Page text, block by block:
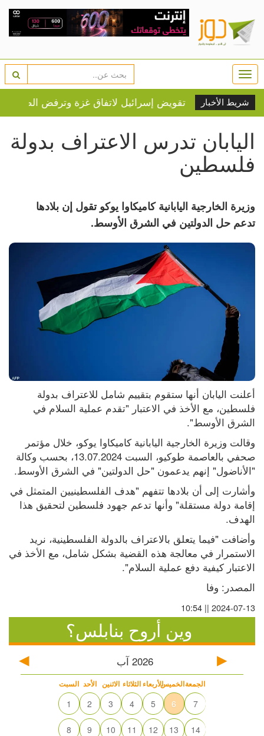
شريط الأخبار
اليابان تدرس الاعتراف بدولة
فلسطين
وزيرة الخارجية اليابانية كاميكاوا يوكو تقول إن بلادها
تدعم حل الدولتين في الشرق الأوسط.
الشرق الأوسط".
"الأناضول" إنهم يدعمون "حل الدولتين" في الشرق الأوسط.
الهدف.
الاعتبار كيفية دفع عملية السلام".
المصدر: وفا
2024-07-13 || 10:54
وين أروح بنابلس؟
2026 آب
السبت الأحد الاثنين الثلاثاء الأربعاءالخميسالجمعة
1 2 3 4 5 6 7
8 9 10 11 12 13 14